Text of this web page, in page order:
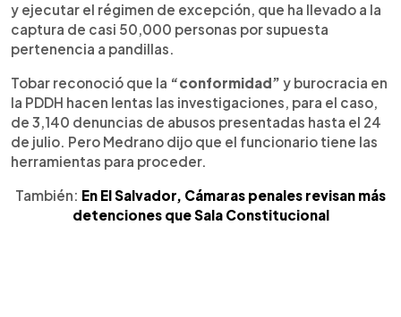
y ejecutar el régimen de excepción, que ha llevado a la
captura de casi 50,000 personas por supuesta
pertenencia a pandillas.
Tobar reconoció que la “conformidad” y burocracia en
la PDDH hacen lentas las investigaciones, para el caso,
de 3,140 denuncias de abusos presentadas hasta el 24
de julio. Pero Medrano dijo que el funcionario tiene las
herramientas para proceder.
También: En El Salvador, Cámaras penales revisan más
detenciones que Sala Constitucional